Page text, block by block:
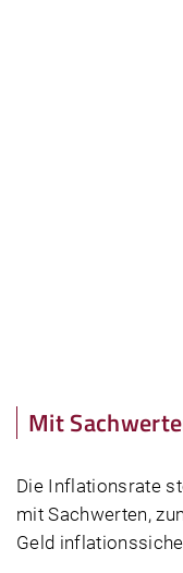
Mit
Die Inflations­rate
mit Sach­werten,
Geld